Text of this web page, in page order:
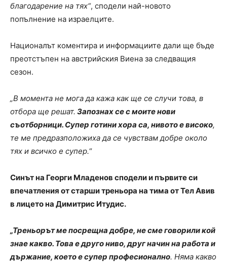
благодарение на тях“, сподели най-новото
попълнение на израелците.
Националът коментира и информациите дали ще бъде
преотстъпен на австрийския Виена за следващия
сезон.
„В момента не мога да кажа как ще се случи това, в
отбора ще решат. Запознах се с моите нови
съотборници. Супер готини хора са, нивото е високо,
те ме предразположиха да се чувствам добре около
тях и всичко е супер.“
Синът на Георги Младенов сподели и първите си
впечатления от старши треньора на тима от Тел Авив
в лицето на Димитрис Итудис.
„Треньорът ме посрещна добре, не сме говорили кой
знае какво. Това е друго ниво, друг начин на работа и
държание, което е супер професионално. Няма какво